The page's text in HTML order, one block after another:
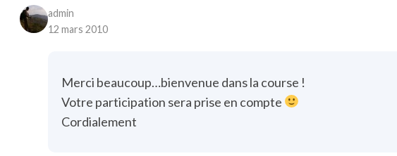
admin
12 mars 2010
Merci beaucoup…bienvenue dans la course !
Votre participation sera prise en compte
Cordialement